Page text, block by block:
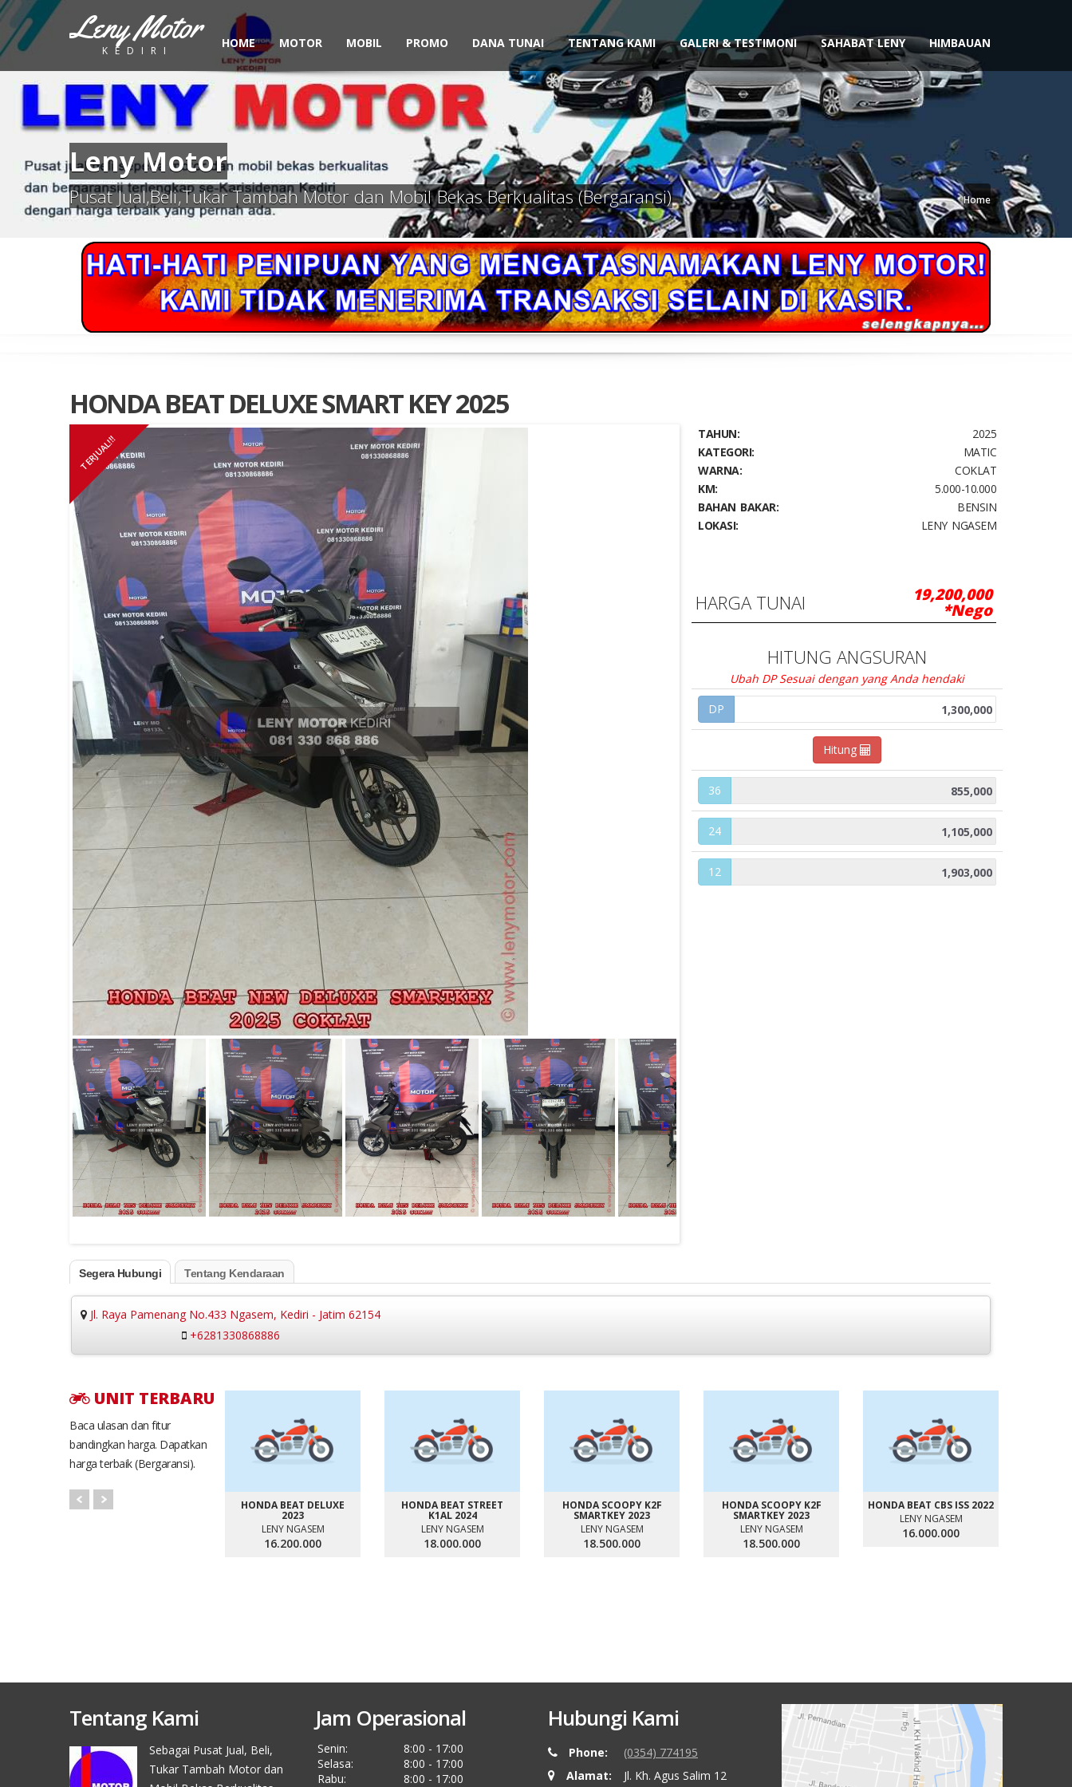
Leny Motor
KEDIRI
HOME MOTOR MOBIL PROMO DANA TUNAI TENTANG KAMI GALERI & TESTIMONI SAHABAT LENY HIMBAUAN
Leny Motor
Pusat Jual,Beli,Tukar Tambah Motor dan Mobil Bekas Berkualitas (Bergaransi) Home
HONDA BEAT DELUXE SMART KEY 2025
TERJUAL!!! TAHUN:
2025
KATEGORI:
MATIC
WARNA:
COKLAT
KM:
5.000-10.000
BAHAN BAKAR:
BENSIN
LOKASI:
LENY NGASEM
HARGA TUNAI 19,200,000
*Nego
HITUNG ANGSURAN
Ubah DP Sesuai dengan yang Anda hendaki
DP
Hitung
36
24
12
Segera Hubungi Tentang Kendaraan
Jl. Raya Pamenang No.433 Ngasem, Kediri - Jatim 62154
+6281330868886
UNIT TERBARU
Baca ulasan dan fitur
bandingkan harga. Dapatkan
harga terbaik (Bergaransi).
HONDA BEAT DELUXE
2023
LENY NGASEM
16.200.000
HONDA BEAT STREET
K1AL 2024
LENY NGASEM
18.000.000
HONDA SCOOPY K2F
SMARTKEY 2023
LENY NGASEM
18.500.000
HONDA SCOOPY K2F
SMARTKEY 2023
LENY NGASEM
18.500.000
HONDA BEAT CBS ISS 2022
LENY NGASEM
16.000.000
Tentang Kami
Sebagai Pusat Jual, Beli,
Tukar Tambah Motor dan
Jam Operasional
Senin:
8:00 - 17:00
Selasa:
8:00 - 17:00
Rabu:
8:00 - 17:00
Hubungi Kami
Phone:
(0354) 774195
Alamat:
Jl. Kh. Agus Salim 12